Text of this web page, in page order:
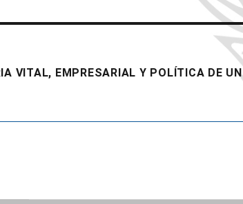
VITAL, EMPRESARIAL Y POLÍTICA DE UN